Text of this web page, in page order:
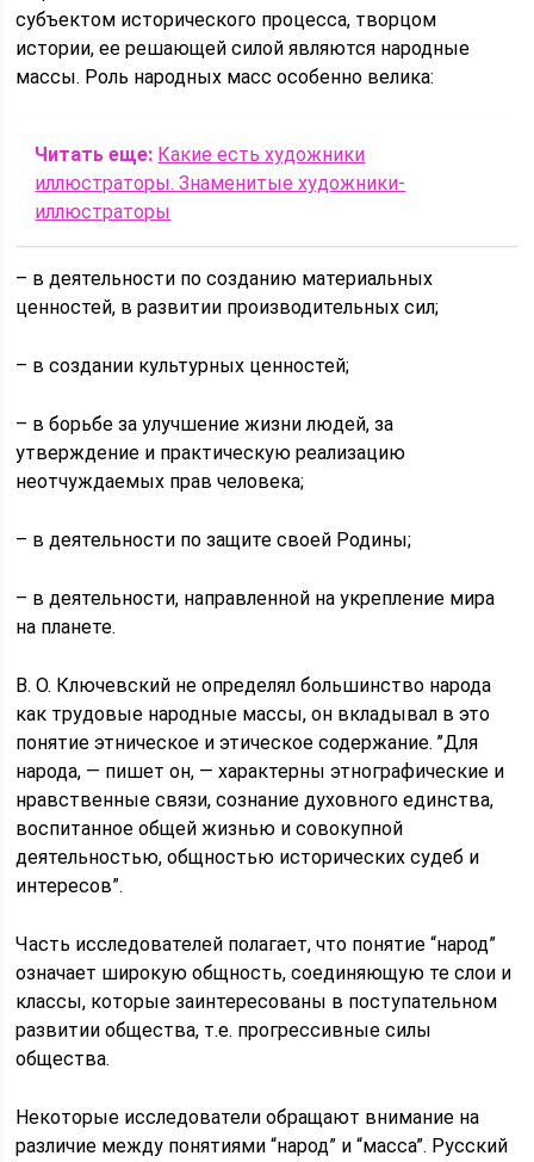
субъектом исторического процесса, творцом
истории, ее решающей силой являются народные
массы. Роль народных масс особенно велика:
Читать еще: Какие есть художники
иллюстраторы. Знаменитые художники-
иллюстраторы
– в деятельности по созданию материальных
ценностей, в развитии производительных сил;
– в создании культурных ценностей;
– в борьбе за улучшение жизни людей, за
утверждение и практическую реализацию
неотчуждаемых прав человека;
– в деятельности по защите своей Родины;
– в деятельности, направленной на укрепление мира
на планете.
В. О. Ключевский не определял большинство народа
как трудовые народные массы, он вкладывал в это
понятие этническое и этическое содержание. ’’Для
народа, — пишет он, — характерны этнографические и
нравственные связи, сознание духовного единства,
воспитанное общей жизнью и совокупной
деятельностью, общностью исторических судеб и
интересов”.
Часть исследователей полагает, что понятие “народ”
означает широкую общность, соединяющую те слои и
классы, которые заинтересованы в поступательном
развитии общества, т.е. прогрессивные силы
общества.
Некоторые исследователи обращают внимание на
различие между понятиями “народ” и “масса”. Русский